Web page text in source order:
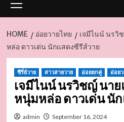
Menu
HOME อ่อยวายไทย
เจมีไนน์ นรวิ
หล่อ ดาวเด่น นักแสดงซีรีส์วาย
ซีรี่ย์วาย สาวสายวาย อ่อยยกคู่ อ่อย
เจมีไนน์ นรวิชญ์ นา
หนุ่มหล่อ ดาวเด่น นั
admin September 16, 2024